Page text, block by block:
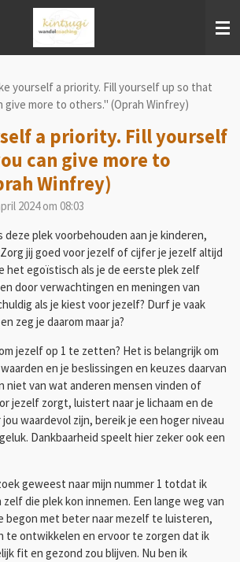
yourself a priority. Fill yourself up so that
give more to others." (Oprah Winfrey)
a priority. Fill yourself
can give more to
Winfrey)
2024 om 08:03
deze plek voorbehouden aan je kinderen,
jij goed voor jezelf of cijfer je jezelf altijd
het egoïstisch als je de eerste plek zelf
door verwachtingen en meningen van
als je kiest voor jezelf? Durf je vaak
zeg je daarom maar ja?
jezelf op 1 te zetten? Het is belangrijk om
en je beslissingen en keuzes daarvan
niet van wat anderen mensen vinden of
jezelf zorgt, luistert naar je lichaam en de
waardevol zijn, bereik je een hoger niveau
Dankbaarheid speelt hier zeker ook een
geweest naar mijn nummer 1 totdat ik
die plek kon innemen. Een lange weg van
begon met beter naar mezelf te luisteren,
te ontwikkelen en ervoor te zorgen dat ik
fit en gezond zou blijven. Nu ben ik